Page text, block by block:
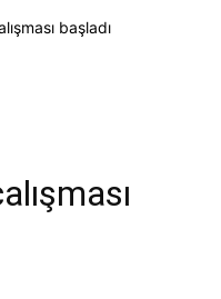
başladı